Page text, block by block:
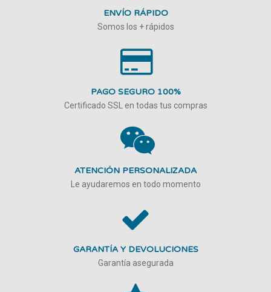
ENVÍO RÁPIDO
Somos los + rápidos
PAGO SEGURO 100%
Certificado SSL en todas tus compras
ATENCIÓN PERSONALIZADA
Le ayudaremos en todo momento
GARANTÍA Y DEVOLUCIONES
Garantía asegurada